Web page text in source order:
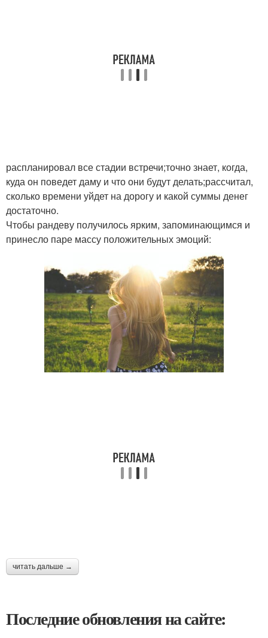
распланировал все стадии встречи;точно знает, когда,
куда он поведет даму и что они будут делать;рассчитал,
сколько времени уйдет на дорогу и какой суммы денег
достаточно.
Чтобы рандеву получилось ярким, запоминающимся и
принесло паре массу положительных эмоций:
читать дальше →
Последние обновления на сайте: